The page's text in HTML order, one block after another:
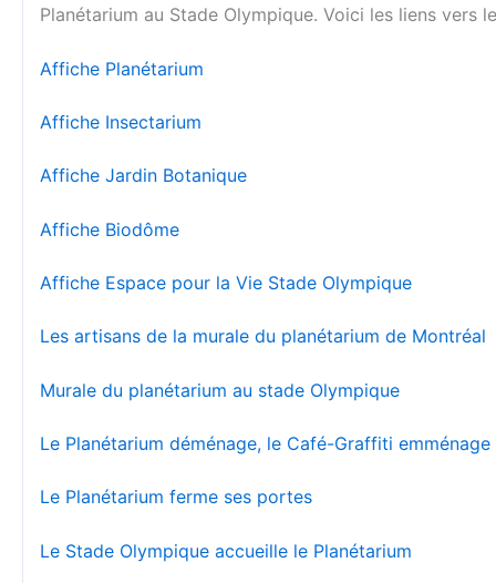
Planétarium au Stade Olympique. Voici les liens vers
Affiche Planétarium
Affiche Insectarium
Affiche Jardin Botanique
Affiche Biodôme
Affiche Espace pour la Vie Stade Olympique
Les artisans de la murale du planétarium de Montréal
Murale du planétarium au stade Olympique
Le Planétarium déménage, le Café-Graffiti emménage
Le Planétarium ferme ses portes
Le Stade Olympique accueille le Planétarium